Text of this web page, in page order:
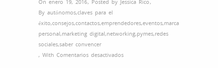
On enero 19, 2016, Posted by Jessica Rico,
By autónomos,claves para el
éxito,consejos,contactos,emprendedores,eventos,marca
personal,marketing digital,networking,pymes,redes
sociales,saber convencer
, With Comentarios desactivadosen